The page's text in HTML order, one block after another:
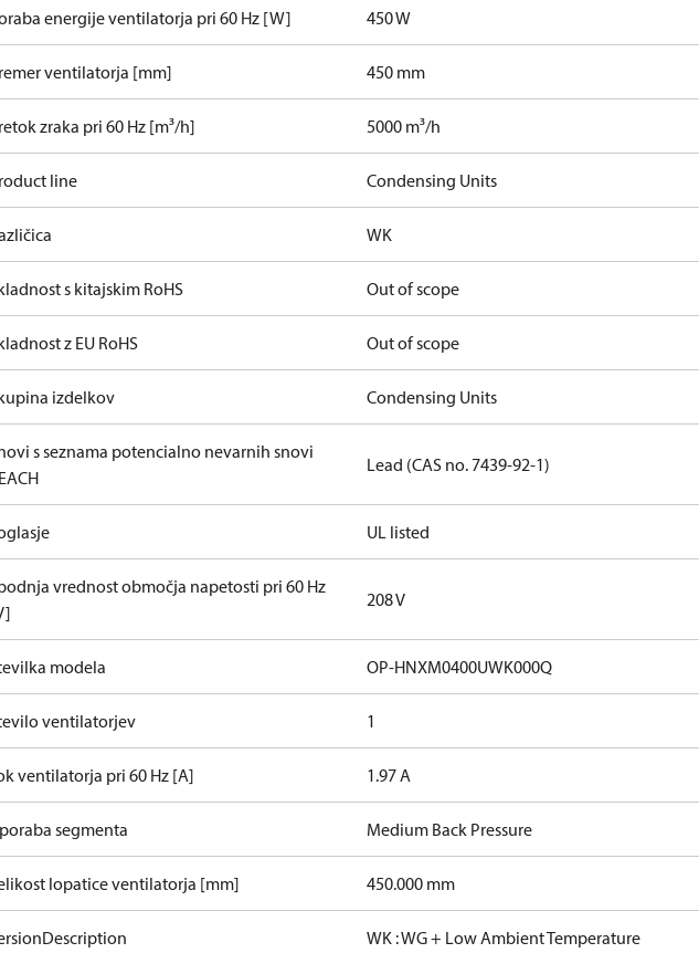
energije ventilatorja pri 60 Hz [W] 450 W
ventilatorja [mm] 450 mm
zraka pri 60 Hz [m³/h] 5000 m³/h
line Condensing Units
WK
s kitajskim RoHS Out of scope
z EU RoHS Out of scope
izdelkov Condensing Units
s seznama potencialno nevarnih snovi
Lead (CAS no. 7439-92-1)
UL listed
vrednost območja napetosti pri 60 Hz
208 V
modela OP-HNXM0400UWK000Q
ventilatorjev 1
ventilatorja pri 60 Hz [A] 1.97 A
segmenta Medium Back Pressure
lopatice ventilatorja [mm] 450.000 mm
WK : WG + Low Ambient Temperature